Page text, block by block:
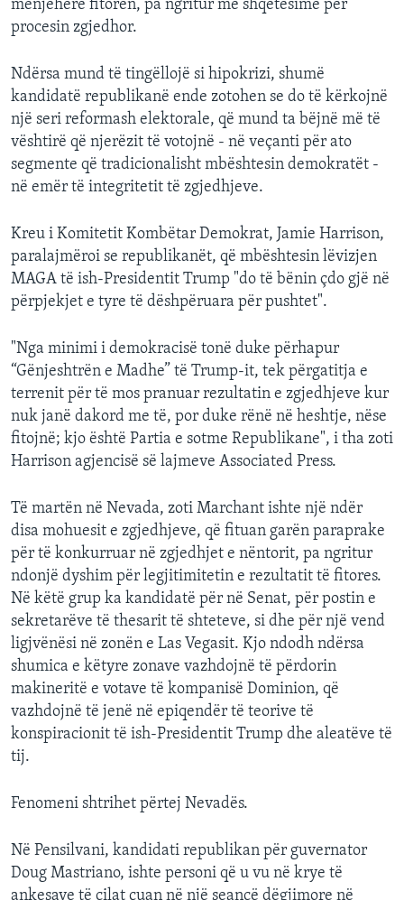
menjëherë fitoren, pa ngritur më shqetësime për
procesin zgjedhor.
Ndërsa mund të tingëllojë si hipokrizi, shumë
kandidatë republikanë ende zotohen se do të kërkojnë
një seri reformash elektorale, që mund ta bëjnë më të
vështirë që njerëzit të votojnë - në veçanti për ato
segmente që tradicionalisht mbështesin demokratët -
në emër të integritetit të zgjedhjeve.
Kreu i Komitetit Kombëtar Demokrat, Jamie Harrison,
paralajmëroi se republikanët, që mbështesin lëvizjen
MAGA të ish-Presidentit Trump "do të bënin çdo gjë në
përpjekjet e tyre të dëshpëruara për pushtet".
"Nga minimi i demokracisë tonë duke përhapur
“Gënjeshtrën e Madhe” të Trump-it, tek përgatitja e
terrenit për të mos pranuar rezultatin e zgjedhjeve kur
nuk janë dakord me të, por duke rënë në heshtje, nëse
fitojnë; kjo është Partia e sotme Republikane", i tha zoti
Harrison agjencisë së lajmeve Associated Press.
Të martën në Nevada, zoti Marchant ishte një ndër
disa mohuesit e zgjedhjeve, që fituan garën paraprake
për të konkurruar në zgjedhjet e nëntorit, pa ngritur
ndonjë dyshim për legjitimitetin e rezultatit të fitores.
Në këtë grup ka kandidatë për në Senat, për postin e
sekretarëve të thesarit të shteteve, si dhe për një vend
ligjvënësi në zonën e Las Vegasit. Kjo ndodh ndërsa
shumica e këtyre zonave vazhdojnë të përdorin
makineritë e votave të kompanisë Dominion, që
vazhdojnë të jenë në epiqendër të teorive të
konspiracionit të ish-Presidentit Trump dhe aleatëve të
tij.
Fenomeni shtrihet përtej Nevadës.
Në Pensilvani, kandidati republikan për guvernator
Doug Mastriano, ishte personi që u vu në krye të
ankesave të cilat çuan në një seancë dëgjimore në